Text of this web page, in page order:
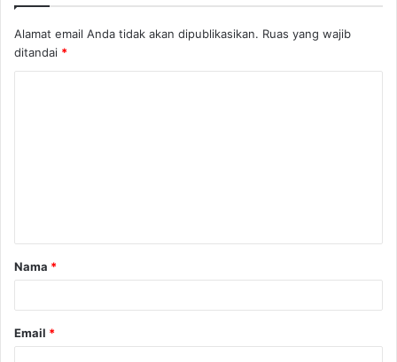
Alamat email Anda tidak akan dipublikasikan. Ruas yang wajib
ditandai *
a
r
Nama *
Email *